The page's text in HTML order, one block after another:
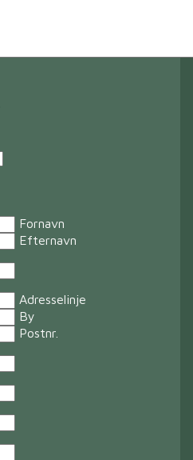
Fornavn
Efternavn
Adresselinje
By
Postnr.